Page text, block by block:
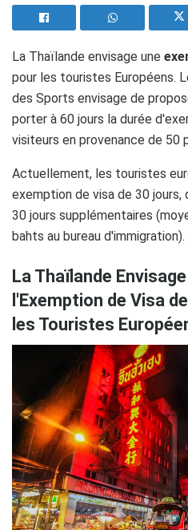
La Thaïlande envisage une
pour les touristes Européens.
des Sports envisage de
porter à 60 jours la durée
visiteurs en provenance de 50
Actuellement, les touristes
exemption de visa de 30
30 jours supplémentaires
bahts au bureau d'immigration).
La Thaïlande
l'Exemption de Visa
les Touristes